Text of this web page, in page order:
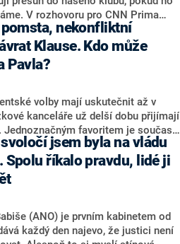
Grolich na dotaz CNN Prima
V rozhovoru pro CNN Prima
hnutí a jihočeský hejtman
nebyl, ale získat by takto mohl
Zdeňka Hrabu, který je dnes
a TOP 09. Hraba to na dotaz
Předseda klubu senátorů ODS
řekl, že počítá s odchodem
z klubu a že Naše Česko není
Klause. Kdo může
Pavla?
volby mají uskutečnit až v
kanceláře už delší dobu přijímají
favoritem je současná
Daleko za ním pak bookmakeři
politiky ANO, tedy premiéra
ministra průmyslu Karla Havlíčka.
samotných sázkařů je poslanec za
Politolog Jan Kubáček nicméně
kohokoliv ze zmíněné trojice
Podle něj současná koalice dosud
jsem byla na vládu
Spolu říkalo pravdu, lidé ji
(ANO) je prvním kabinetem od
každý den najevo, že justici není